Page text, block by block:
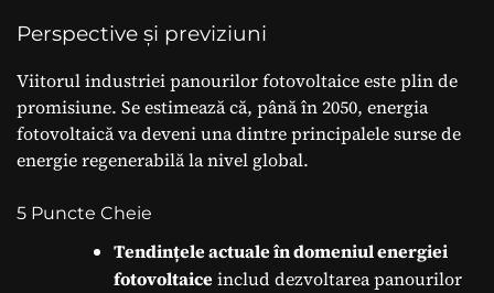
Perspective și previziuni
Viitorul industriei panourilor fotovoltaice este plin de
promisiune. Se estimează că, până în 2050, energia
fotovoltaică va deveni una dintre principalele surse de
energie regenerabilă la nivel global.
5 Puncte Cheie
Tendințele actuale în domeniul energiei
fotovoltaiceinclud dezvoltarea panourilor